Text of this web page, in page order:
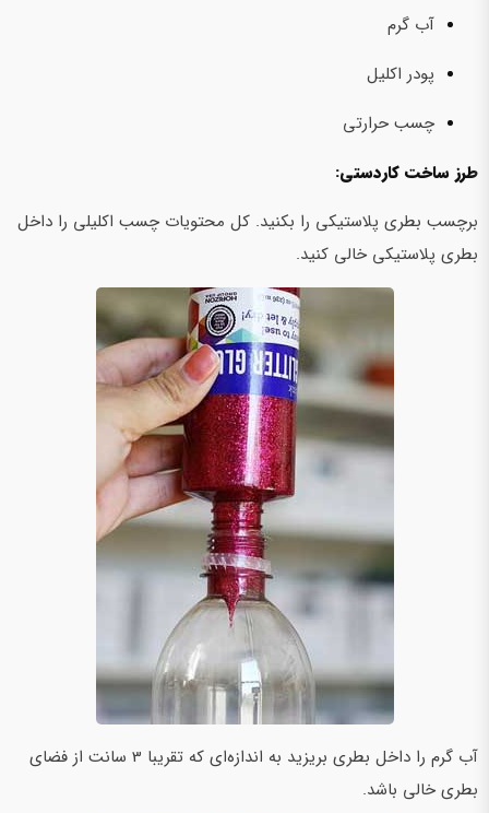
آب گرم
پودر اکلیل
چسب حرارتی
طرز ساخت کاردستی:
برچسب بطری پلاستیکی را بکنید. کل محتویات چسب اکلیلی را داخل
بطری پلاستیکی خالی کنید.
آب گرم را داخل بطری بریزید به اندازه‌ای که تقریبا 3 سانت از فضای
بطری خالی باشد.